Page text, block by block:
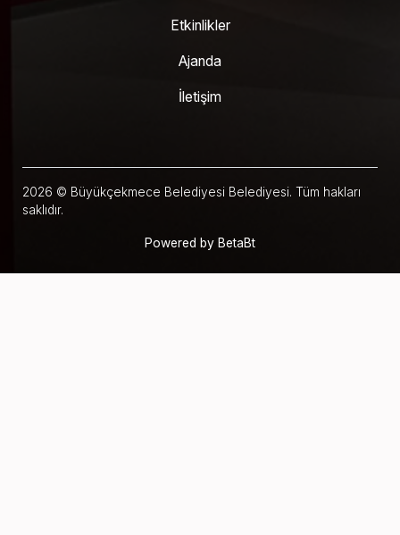
Etkinlikler
Ajanda
İletişim
2026 © Büyükçekmece Belediyesi Belediyesi. Tüm hakları
saklıdır.
Powered by BetaBt